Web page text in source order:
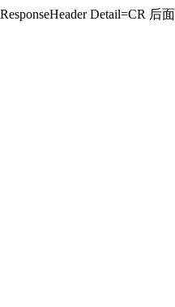
Detail=CR 后